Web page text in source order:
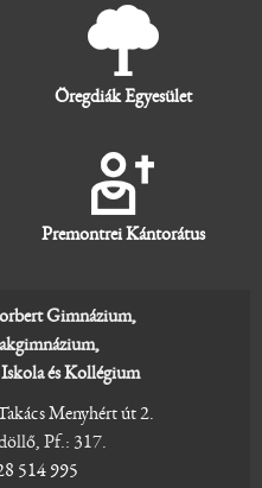
Öregdiák Egyesület
Premontrei Kántorátus
Gimnázium,
és Kollégium
Menyhért út 2.
Pf.: 317.
514 995